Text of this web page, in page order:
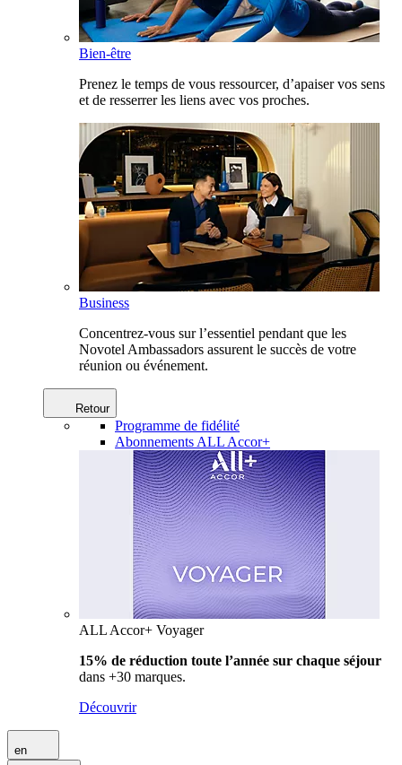
Bien-être
Prenez le temps de vous ressourcer, d’apaiser vos sens
et de resserrer les liens avec vos proches.
Business
Concentrez-vous sur l’essentiel pendant que les
Novotel Ambassadors assurent le succès de votre
réunion ou événement.
Retour
Programme de fidélité
Abonnements ALL Accor+
ALL Accor+ Voyager
15% de réduction toute l’année sur chaque séjour
dans +30 marques.
Découvrir
en